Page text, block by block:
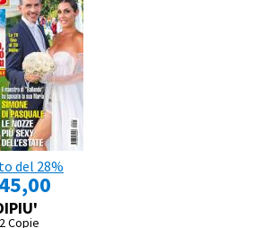
del 28%
Copie